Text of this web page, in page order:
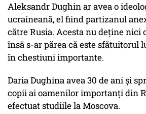
Aleksandr Dughin ar avea o
ucraineană, el fiind partizanul
către Rusia. Acesta nu deține nici
însă s-ar părea că este sfătuitorul
în chestiuni importante.
Daria Dughina avea 30 de ani și
copii ai oamenilor importanți din
efectuat studiile la Moscova.